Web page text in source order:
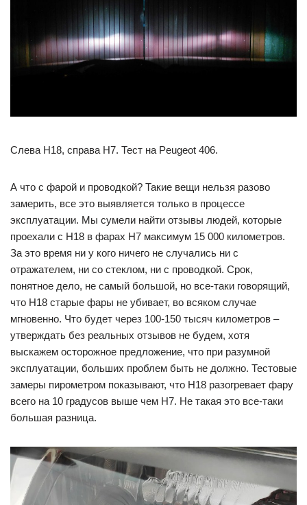
Слева H18, справа H7. Тест на Peugeot 406.
А что с фарой и проводкой? Такие вещи нельзя разово
замерить, все это выявляется только в процессе
эксплуатации. Мы сумели найти отзывы людей, которые
проехали с H18 в фарах H7 максимум 15 000 километров.
За это время ни у кого ничего не случались ни с
отражателем, ни со стеклом, ни с проводкой. Срок,
понятное дело, не самый большой, но все-таки говорящий,
что H18 старые фары не убивает, во всяком случае
мгновенно. Что будет через 100-150 тысяч километров –
утверждать без реальных отзывов не будем, хотя
выскажем осторожное предложение, что при разумной
эксплуатации, больших проблем быть не должно. Тестовые
замеры пирометром показывают, что H18 разогревает фару
всего на 10 градусов выше чем H7. Не такая это все-таки
большая разница.